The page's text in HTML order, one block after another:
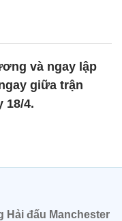
và ngay lập
giữa trận
18/4.
Hải đấu Manchester